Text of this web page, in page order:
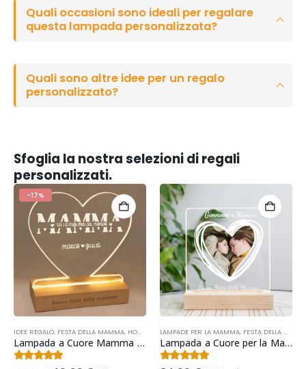
Quali occasioni sono ideali per regalare
questa lampada personalizzata?
Quali sono altre idee per un regalo
personalizzato?
Sfoglia la nostra selezioni di regali
personalizzati.
-17%
IDEE REGALO, FESTA DELLA MAMMA, HOME DECOR ,IDEE REGALO NATALE, LAMPADE PER LA
Lampada a Cuore Mamma – Lampada Personalizzata con Dedica per la Mamma – Regalo Natale, Festa della Mamma, Compleanno
LAMPADE PER LA MAMMA, FESTA DELLA MAMMA
Lampada a Cuore per la Mamma | Regalo Festa della Mamma